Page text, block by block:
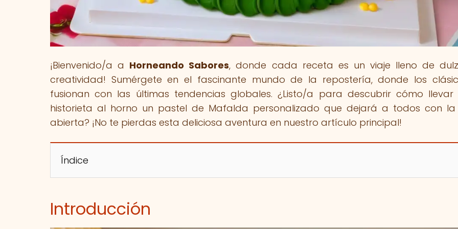
¡Bienvenido/a a Horneando Sabores, donde cada receta es un viaje lleno de
creatividad! Sumérgete en el fascinante mundo de la repostería, donde los
fusionan con las últimas tendencias globales. ¿Listo/a para descubrir cómo
historieta al horno un pastel de Mafalda personalizado que dejará a todos con
abierta? ¡No te pierdas esta deliciosa aventura en nuestro artículo principal!
Índice
Introducción